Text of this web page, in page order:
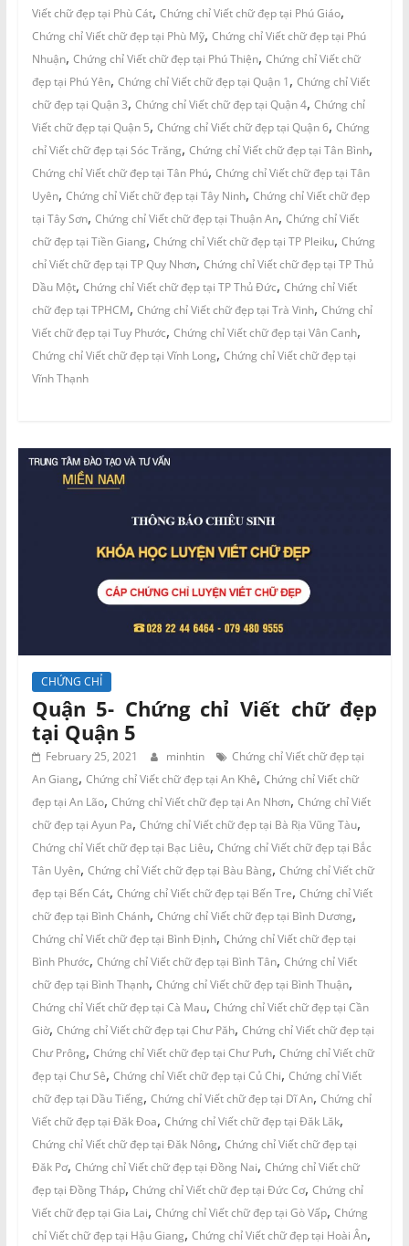
Viết chữ đẹp tại Phù Cát, Chứng chỉ Viết chữ đẹp tại Phú Giáo,
Chứng chỉ Viết chữ đẹp tại Phù Mỹ, Chứng chỉ Viết chữ đẹp tại Phú
Nhuận, Chứng chỉ Viết chữ đẹp tại Phú Thiện, Chứng chỉ Viết chữ
đẹp tại Phú Yên, Chứng chỉ Viết chữ đẹp tại Quận 1, Chứng chỉ Viết
chữ đẹp tại Quận 3, Chứng chỉ Viết chữ đẹp tại Quận 4, Chứng chỉ
Viết chữ đẹp tại Quận 5, Chứng chỉ Viết chữ đẹp tại Quận 6, Chứng
chỉ Viết chữ đẹp tại Sóc Trăng, Chứng chỉ Viết chữ đẹp tại Tân Bình,
Chứng chỉ Viết chữ đẹp tại Tân Phú, Chứng chỉ Viết chữ đẹp tại Tân
Uyên, Chứng chỉ Viết chữ đẹp tại Tây Ninh, Chứng chỉ Viết chữ đẹp
tại Tây Sơn, Chứng chỉ Viết chữ đẹp tại Thuận An, Chứng chỉ Viết
chữ đẹp tại Tiền Giang, Chứng chỉ Viết chữ đẹp tại TP Pleiku, Chứng
chỉ Viết chữ đẹp tại TP Quy Nhơn, Chứng chỉ Viết chữ đẹp tại TP Thủ
Dầu Một, Chứng chỉ Viết chữ đẹp tại TP Thủ Đức, Chứng chỉ Viết
chữ đẹp tại TPHCM, Chứng chỉ Viết chữ đẹp tại Trà Vinh, Chứng chỉ
Viết chữ đẹp tại Tuy Phước, Chứng chỉ Viết chữ đẹp tại Vân Canh,
Chứng chỉ Viết chữ đẹp tại Vĩnh Long, Chứng chỉ Viết chữ đẹp tại
Vĩnh Thạnh
CHỨNG CHỈ
Quận 5- Chứng chỉ Viết chữ đẹp
tại Quận 5
February 25, 2021 minhtin
Chứng chỉ Viết chữ đẹp tại
An Giang, Chứng chỉ Viết chữ đẹp tại An Khê, Chứng chỉ Viết chữ
đẹp tại An Lão, Chứng chỉ Viết chữ đẹp tại An Nhơn, Chứng chỉ Viết
chữ đẹp tại Ayun Pa, Chứng chỉ Viết chữ đẹp tại Bà Rịa Vũng Tàu,
Chứng chỉ Viết chữ đẹp tại Bạc Liêu, Chứng chỉ Viết chữ đẹp tại Bắc
Tân Uyên, Chứng chỉ Viết chữ đẹp tại Bàu Bàng, Chứng chỉ Viết chữ
đẹp tại Bến Cát, Chứng chỉ Viết chữ đẹp tại Bến Tre, Chứng chỉ Viết
chữ đẹp tại Bình Chánh, Chứng chỉ Viết chữ đẹp tại Bình Dương,
Chứng chỉ Viết chữ đẹp tại Bình Định, Chứng chỉ Viết chữ đẹp tại
Bình Phước, Chứng chỉ Viết chữ đẹp tại Bình Tân, Chứng chỉ Viết
chữ đẹp tại Bình Thạnh, Chứng chỉ Viết chữ đẹp tại Bình Thuận,
Chứng chỉ Viết chữ đẹp tại Cà Mau, Chứng chỉ Viết chữ đẹp tại Cần
Giờ, Chứng chỉ Viết chữ đẹp tại Chư Păh, Chứng chỉ Viết chữ đẹp tại
Chư Prông, Chứng chỉ Viết chữ đẹp tại Chư Pưh, Chứng chỉ Viết chữ
đẹp tại Chư Sê, Chứng chỉ Viết chữ đẹp tại Củ Chi, Chứng chỉ Viết
chữ đẹp tại Dầu Tiếng, Chứng chỉ Viết chữ đẹp tại Dĩ An, Chứng chỉ
Viết chữ đẹp tại Đăk Đoa, Chứng chỉ Viết chữ đẹp tại Đăk Lăk,
Chứng chỉ Viết chữ đẹp tại Đăk Nông, Chứng chỉ Viết chữ đẹp tại
Đăk Pơ, Chứng chỉ Viết chữ đẹp tại Đồng Nai, Chứng chỉ Viết chữ
đẹp tại Đồng Tháp, Chứng chỉ Viết chữ đẹp tại Đức Cơ, Chứng chỉ
Viết chữ đẹp tại Gia Lai, Chứng chỉ Viết chữ đẹp tại Gò Vấp, Chứng
chỉ Viết chữ đẹp tại Hậu Giang, Chứng chỉ Viết chữ đẹp tại Hoài Ân,